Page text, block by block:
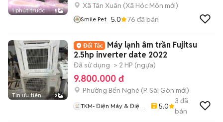
1 phút trước 5
Xã Tân Xuân (Xã Hóc Môn mới)
Smile Pet 5.0 76 đã bán
Tin ưu tiên 2
Máy lạnh âm trần Fujitsu
2.5hp inverter date 2022
Đã sử dụng > 2 HP (ngựa)
9.800.000 đ
Phường Bến Nghé (P. Sài Gòn mới)
TKM- Điện Máy & Điện
5.0
3 đã
bán